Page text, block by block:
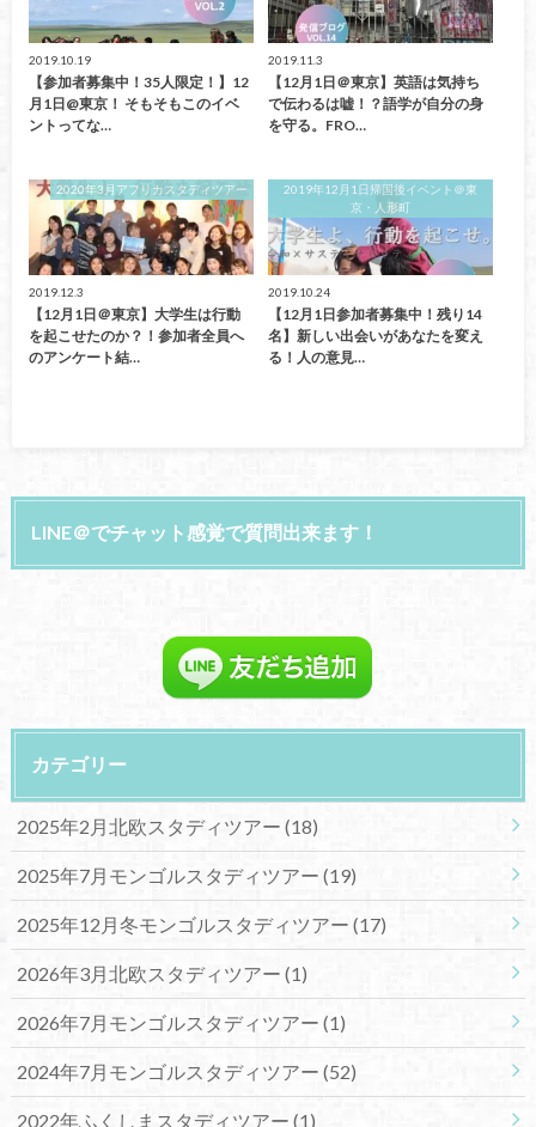
2019.10.19
【参加者募集中！35人限定！】12
月1日@東京！ そもそもこのイベ
ントってな…
2019.11.3
【12月1日＠東京】英語は気持ち
で伝わるは嘘！？語学が自分の身
を守る。FRO…
2020年3月アフリカスタディツアー
2019.12.3
【12月1日＠東京】大学生は行動
を起こせたのか？！参加者全員へ
のアンケート結…
2019年12月1日帰国後イベント＠東
京・人形町
2019.10.24
【12月1日参加者募集中！残り14
名】新しい出会いがあなたを変え
る！人の意見…
LINE＠でチャット感覚で質問出来ます！
カテゴリー
2025年2月北欧スタディツアー (18)
2025年7月モンゴルスタディツアー (19)
2025年12月冬モンゴルスタディツアー (17)
2026年3月北欧スタディツアー (1)
2026年7月モンゴルスタディツアー (1)
2024年7月モンゴルスタディツアー (52)
2022年ふくしまスタディツアー (1)